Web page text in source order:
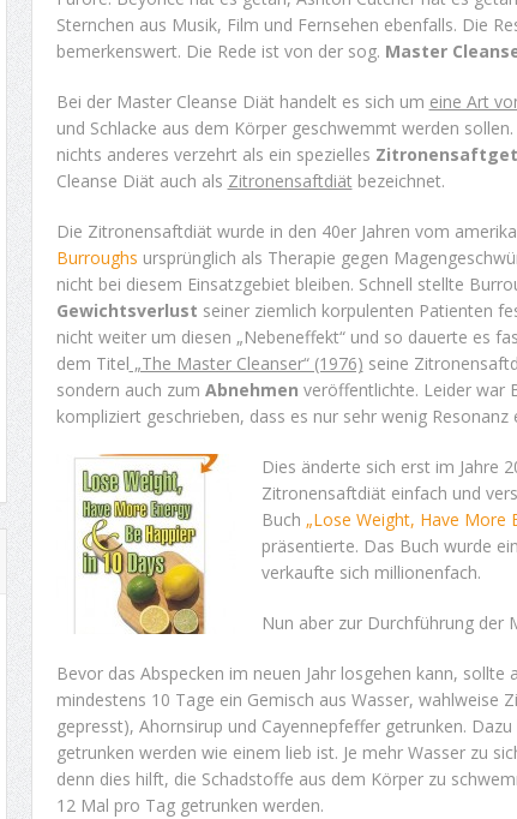
Sternchen aus Musik, Film und Fernsehen ebenfalls. Die
bemerkenswert. Die Rede ist von der sog. Master
Bei der Master Cleanse Diät handelt es sich um eine Art
und Schlacke aus dem Körper geschwemmt werden
nichts anderes verzehrt als ein spezielles
Cleanse Diät auch als Zitronensaftdiät bezeichnet.
Die Zitronensaftdiät wurde in den 40er Jahren vom
Burroughs ursprünglich als Therapie gegen
nicht bei diesem Einsatzgebiet bleiben. Schnell stellte
Gewichtsverlust seiner ziemlich korpulenten Patienten
nicht weiter um diesen „Nebeneffekt“ und so dauerte es
dem Titel „The Master Cleanser“ (1976) seine
sondern auch zum Abnehmen veröffentlichte. Leider war
kompliziert geschrieben, dass es nur sehr wenig Resonanz
Dies änderte sich erst im Jahre
Zitronensaftdiät einfach und
Buch „Lose Weight, Have More
präsentierte. Das Buch wurde
verkaufte sich millionenfach.
Nun aber zur Durchführung der
Bevor das Abspecken im neuen Jahr losgehen kann,
mindestens 10 Tage ein Gemisch aus Wasser, wahlweise
gepresst), Ahornsirup und Cayennepfeffer getrunken.
getrunken werden wie einem lieb ist. Je mehr Wasser zu
denn dies hilft, die Schadstoffe aus dem Körper zu
12 Mal pro Tag getrunken werden.